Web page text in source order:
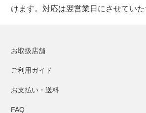
けます。対応は翌営業日にさせていた
お取扱店舗
ご利用ガイド
お支払い・送料
FAQ